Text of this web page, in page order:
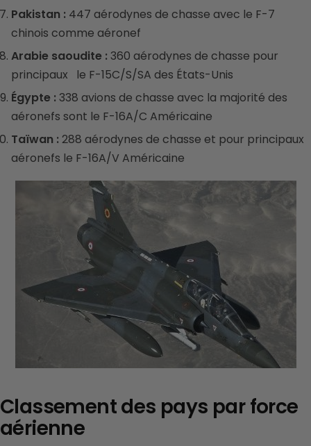
Pakistan : 447 aérodynes de chasse avec le F-7
chinois comme aéronef
Arabie saoudite : 360 aérodynes de chasse pour
principaux le F-15C/S/SA des États-Unis
Égypte : 338 avions de chasse avec la majorité des
aéronefs sont le F-16A/C Américaine
Taïwan : 288 aérodynes de chasse et pour principaux
aéronefs le F-16A/V Américaine
Classement des pays par force
aérienne